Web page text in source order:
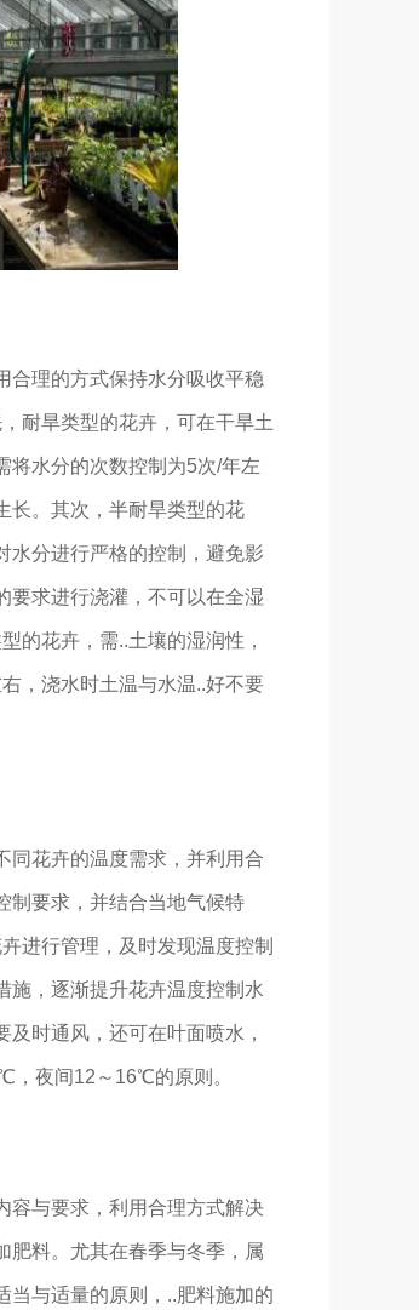
合理的方式保持水分吸收平稳
耐旱类型的花卉，可在干旱土
将水分的次数控制为5次/年左
长。其次，半耐旱类型的花
水分进行严格的控制，避免影
要求进行浇灌，不可以在全湿
的花卉，需..土壤的湿润性，
，浇水时土温与水温..好不要
同花卉的温度需求，并利用合
制要求，并结合当地气候特
进行管理，及时发现温度控制
施，逐渐提升花卉温度控制水
时通风，还可在叶面喷水，
，夜间12～16℃的原则。
容与要求，利用合理方式解决
肥料。尤其在春季与冬季，属
当与适量的原则，..肥料施加的